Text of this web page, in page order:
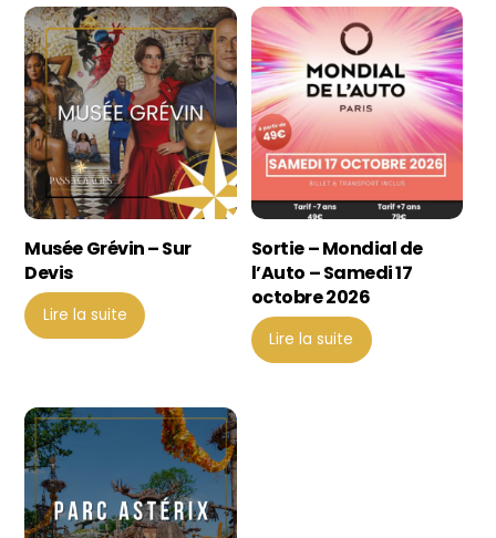
Musée Grévin – Sur
Devis
Lire la suite
Sortie – Mondial de
l’Auto – Samedi 17
octobre 2026
Lire la suite